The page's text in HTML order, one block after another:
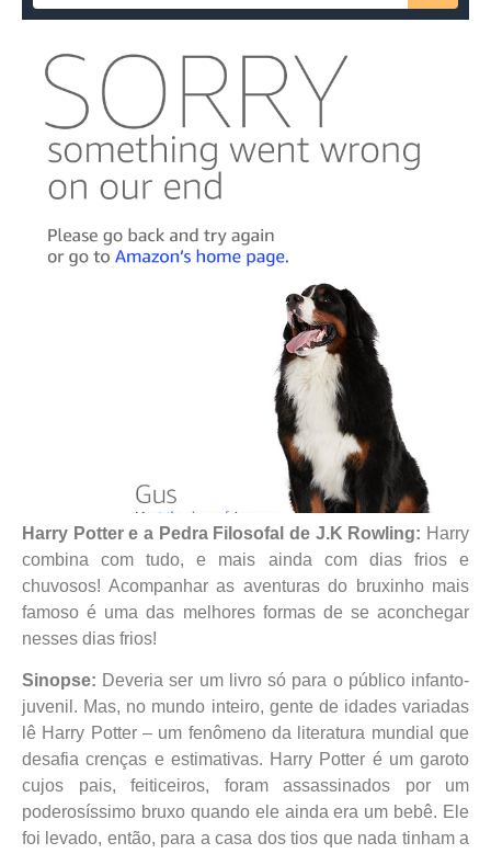
Harry Potter e a Pedra Filosofal de J.K Rowling: Harry
combina com tudo, e mais ainda com dias frios e
chuvosos! Acompanhar as aventuras do bruxinho mais
famoso é uma das melhores formas de se aconchegar
nesses dias frios!
Sinopse: Deveria ser um livro só para o público infanto-
juvenil. Mas, no mundo inteiro, gente de idades variadas
lê Harry Potter – um fenômeno da literatura mundial que
desafia crenças e estimativas. Harry Potter é um garoto
cujos pais, feiticeiros, foram assassinados por um
poderosíssimo bruxo quando ele ainda era um bebê. Ele
foi levado, então, para a casa dos tios que nada tinham a